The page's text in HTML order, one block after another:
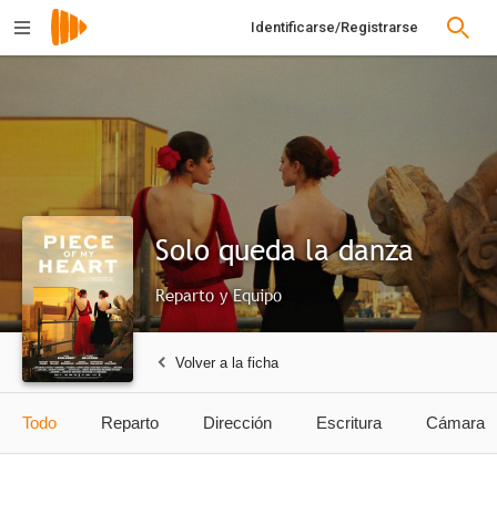
Identificarse/Registrarse
Solo queda la danza
Reparto y Equipo
Volver a la ficha
Todo Reparto Dirección Escritura Cámara